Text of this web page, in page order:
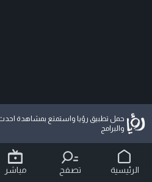
حمل تطبيق رؤيا واستمتع بمشاهدة
والبرامج
الرئيسية تصفح مباشر